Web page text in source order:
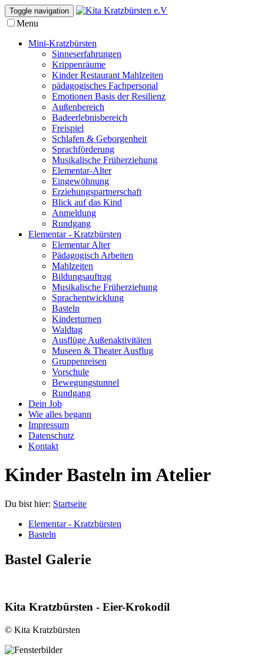
Toggle navigation
Menu
Mini-Kratzbürsten
Sinneserfahrungen
Krippenräume
Kinder Restaurant Mahlzeiten
pädagogisches Fachpersonal
Emotionen Basis der Resilienz
Außenbereich
Badeerlebnisbereich
Freispiel
Schlafen & Geborgenheit
Sprachförderung
Musikalische Früherziehung
Elementar-Alter
Eingewöhnung
Erziehungspartnerschaft
Blick auf das Kind
Anmeldung
Rundgang
Elementar - Kratzbürsten
Elementar Alter
Pädagogisch Arbeiten
Mahlzeiten
Bildungsauftrag
Musikalische Früherziehung
Sprachentwicklung
Basteln
Kinderturnen
Waldtag
Ausflüge Außenaktivitäten
Museen & Theater Ausflug
Gruppenreisen
Vorschule
Bewegungstunnel
Rundgang
Dein Job
Wie alles begann
Impressum
Datenschutz
Kontakt
Kinder Basteln im Atelier
Du bist hier: Startseite
Elementar - Kratzbürsten
Basteln
Bastel Galerie
Kita Kratzbürsten - Eier-Krokodil
© Kita Kratzbürsten